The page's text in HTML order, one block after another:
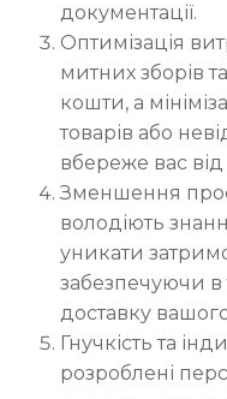
документації.
Оптимізація
митних зборів
кошти, а
товарів або
вбереже вас від
Зменшення
володіють
уникати
забезпечуючи в
доставку
Гнучкість та
розроблені